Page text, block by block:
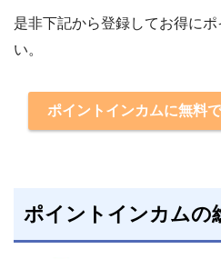
是非下記から登録してお得に
い。
ポイントインカムに無料
ポイントインカムの